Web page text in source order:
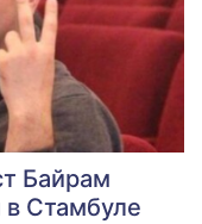
Байрам
Стамбуле